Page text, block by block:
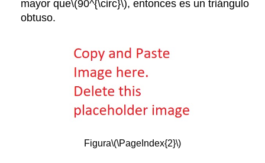
mayor que\(90^{\circ}\), entonces es un triángulo
obtuso.
Figura\(\PageIndex{2}\)